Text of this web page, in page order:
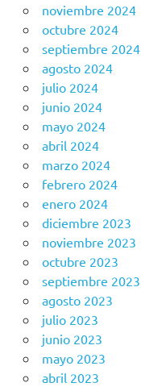
noviembre 2024
octubre 2024
septiembre 2024
agosto 2024
julio 2024
junio 2024
mayo 2024
abril 2024
marzo 2024
febrero 2024
enero 2024
diciembre 2023
noviembre 2023
octubre 2023
septiembre 2023
agosto 2023
julio 2023
junio 2023
mayo 2023
abril 2023